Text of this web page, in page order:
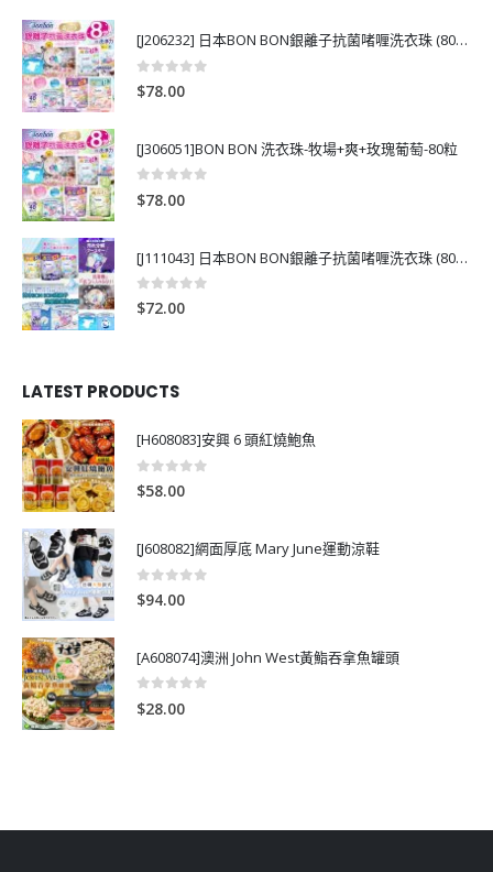
[J206232] 日本BON BON銀離子抗菌啫喱洗衣珠 (80粒)
0
$78.00
[J306051]BON BON 洗衣珠-牧場+爽+玫瑰葡萄-80粒
0
$78.00
[J111043] 日本BON BON銀離子抗菌啫喱洗衣珠 (80粒)
0out of 5
$72.00
LATEST PRODUCTS
[H608083]安興 6 頭紅燒鮑魚
0
$58.00
[J608082]網面厚底 Mary June運動涼鞋
0
$94.00
[A608074]澳洲 John West黃鮨吞拿魚罐頭
0
$28.00